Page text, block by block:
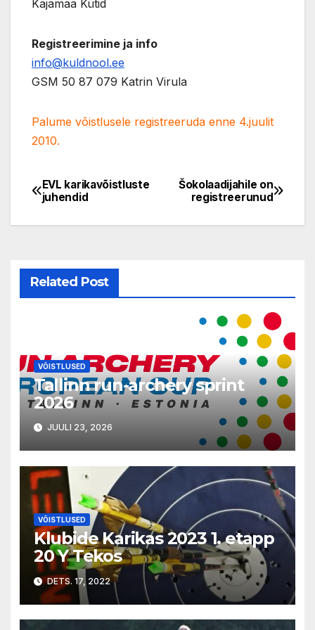
Kajamaa Kütid
Registreerimine ja info
info@kuldnool.ee
GSM 50 87 079 Katrin Virula
Palume võistlusele registreeruda enne 4.juulit
2010.
NavigeerimineŠokolaadijahile on
registreerunud
EVL karikavõistluste
juhendid
Related Post
VÕISTLUSED
Tallinn run-archery sprint
2026
JUULI 23, 2026
VÕISTLUSED
Klubide Karikas 2023 1. etapp
20 Y Tekos
DETS. 17, 2022